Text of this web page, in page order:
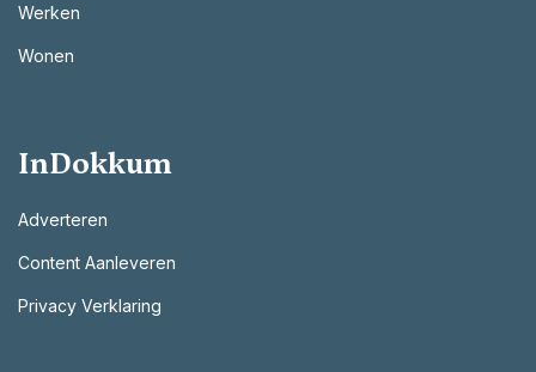
Werken
Wonen
InDokkum
Adverteren
Content Aanleveren
Privacy Verklaring